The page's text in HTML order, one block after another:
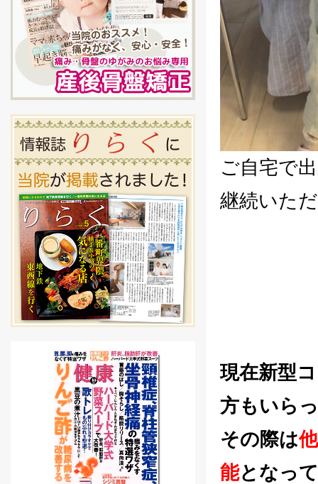
ご自宅で
継続いた
現在新型
方もいら
その際は
能となっ